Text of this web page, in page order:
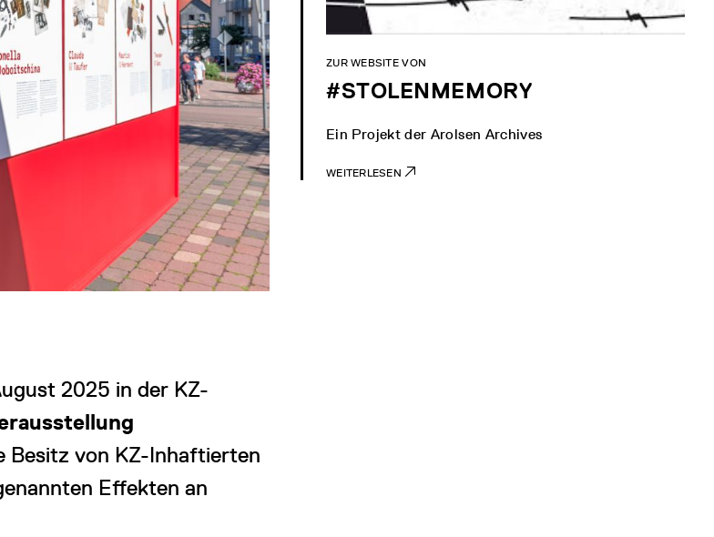
2025 in der KZ-
Besitz von KZ-Inhaftierten
Effekten an
#STOLENMEMORY
ZUR WEBSITE VON
Ein Projekt der Arolsen Archives
WEITERLESEN